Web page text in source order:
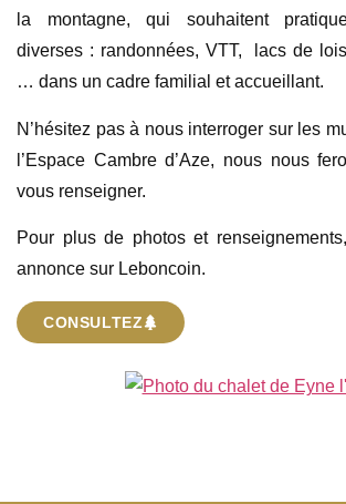
la montagne, qui souhaitent
diverses : randonnées, VTT, lacs de
… dans un cadre familial et accueillant.
N’hésitez pas à nous interroger sur les
l’Espace Cambre d’Aze, nous nous
vous renseigner.
Pour plus de photos et
annonce sur Leboncoin.
CONSULTEZ